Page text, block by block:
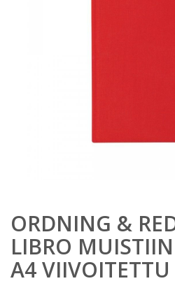
ORDNING &
LIBRO
A4